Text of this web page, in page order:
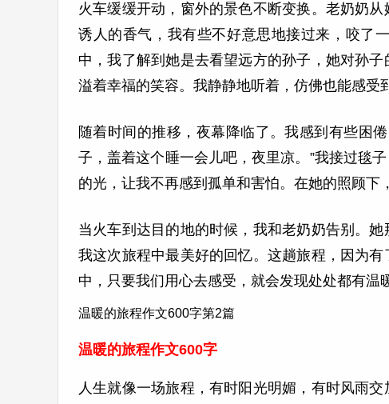
火车缓缓开动，窗外的景色不断变换。老奶奶
诱人的香气，我有些不好意思地接过来，咬了
中，我了解到她是去看望远方的孙子，她对孙
溢着幸福的笑容。我静静地听着，仿佛也能感受
随着时间的推移，夜幕降临了。我感到有些困
子，盖着这个睡一会儿吧，夜里凉。”我接过毯
的光，让我不再感到孤单和害怕。在她的照顾下
当火车到达目的地的时候，我和老奶奶告别。
我这次旅程中最美好的回忆。这趟旅程，因为
中，只要我们用心去感受，就会发现处处都有温
温暖的旅程作文600字第2篇
温暖的旅程作文600字
人生就像一场旅程，有时阳光明媚，有时风雨